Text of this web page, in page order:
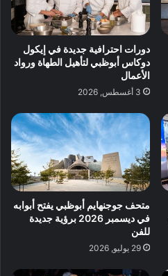
دورات احترافية جديدة في إيكول
دوكاس أبوظبي لتأهيل الطهاة ورواد
الأعمال
3 أغسطس, 2026
متحف جوجنهايم أبوظبي يفتح أبوابه
في ديسمبر 2026 برؤية جديدة
للفن
29 يوليو, 2026